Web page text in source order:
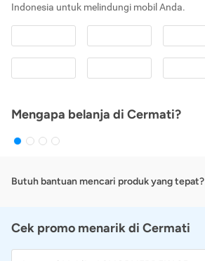
Indonesia untuk melindungi mobil Anda.
Mengapa belanja di Cermati?
Butuh bantuan mencari produk yang tepat?
Cek promo menarik di Cermati